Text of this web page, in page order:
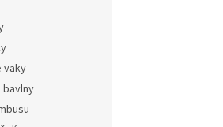
vaky
bavlny